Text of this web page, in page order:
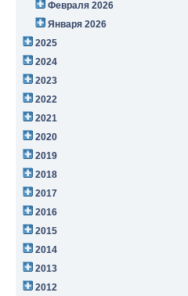
Февраля 2026
Января 2026
2025
2024
2023
2022
2021
2020
2019
2018
2017
2016
2015
2014
2013
2012